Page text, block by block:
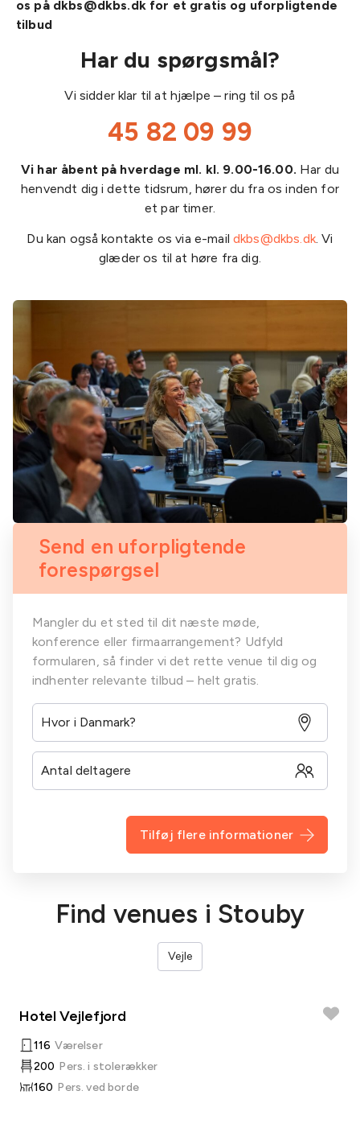
os på dkbs@dkbs.dk for et gratis og uforpligtende
tilbud
Har du spørgsmål?
Vi sidder klar til at hjælpe – ring til os på
45 82 09 99
Vi har åbent på hverdage ml. kl. 9.00-16.00. Har du
henvendt dig i dette tidsrum, hører du fra os inden for
et par timer.
Du kan også kontakte os via e-maildkbs@dkbs.dk. Vi
glæder os til at høre fra dig.
Send en uforpligtende
forespørgsel
Mangler du et sted til dit næste møde,
konference eller firmaarrangement? Udfyld
formularen, så finder vi det rette venue til dig og
indhenter relevante tilbud – helt gratis.
Tilføj flere informationer
Find venues i Stouby
Vejle
Hotel Vejlefjord
116 Værelser
200 Pers. i stolerækker
160 Pers. ved borde